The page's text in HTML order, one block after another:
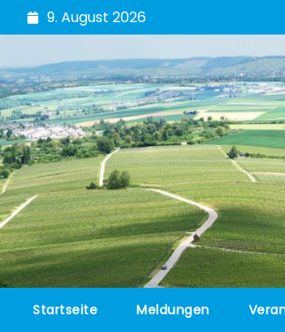
Zum
Inhalt
springen
9. August 2026
Startseite Meldungen